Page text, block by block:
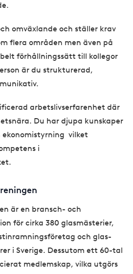
omväxlande och ställer krav
flera områden men även på
förhållningssätt till kollegor
är du strukturerad,
arbetslivserfarenhet där
Du har djupa kunskaper
ekonomistyrning vilket
i
är en bransch- och
för cirka 380 glasmästerier,
och glas-
i Sverige. Dessutom ett 60-tal
medlemskap, vilka utgörs